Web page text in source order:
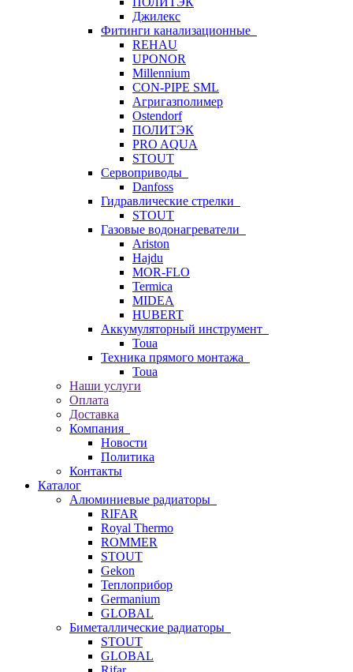
Джилекс
Фитинги канализационные
REHAU
UPONOR
Millennium
CON-PIPE SML
Агригазполимер
Ostendorf
ПОЛИТЭК
PRO AQUA
STOUT
Сервоприводы
Danfoss
Гидравлические стрелки
STOUT
Газовые водонагреватели
Ariston
Hajdu
MOR-FLO
Termica
MIDEA
HUBERT
Аккумуляторный инструмент
Toua
Техника прямого монтажа
Toua
Наши услуги
Оплата
Доставка
Компания
Новости
Политика
Контакты
Каталог
Алюминиевые радиаторы
RIFAR
Royal Thermo
ROMMER
STOUT
Gekon
Теплоприбор
Germanium
GLOBAL
Биметаллические радиаторы
STOUT
GLOBAL